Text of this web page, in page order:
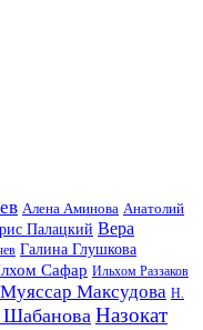
Алена Аминова Анатолий
Палацкий Вера
Галина Глушкова
Сафар Ильхом Раззаков
Муяссар Максудова Н.
ШабановаНазокат